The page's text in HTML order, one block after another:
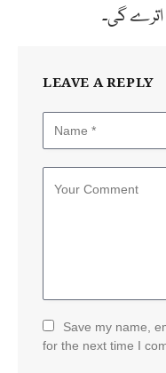
گی۔
LEAVE A REPLY
Save my name,
for the next time I